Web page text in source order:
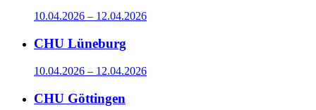
10.04.2026 – 12.04.2026
CHU Lüneburg
10.04.2026 – 12.04.2026
CHU Göttingen